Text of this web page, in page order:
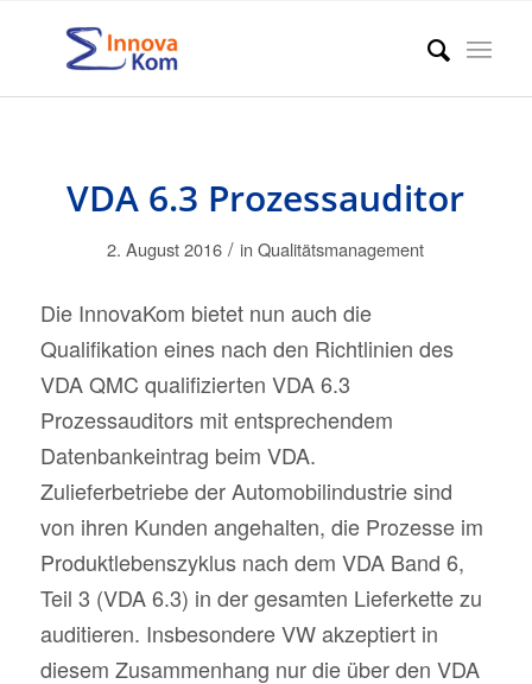
VDA 6.3 Prozessauditor
2. August 2016 / inQualitätsmanagement
Die InnovaKom bietet nun auch die
Qualifikation eines nach den Richtlinien des
VDA QMC qualifizierten VDA 6.3
Prozessauditors mit entsprechendem
Datenbankeintrag beim VDA.
Zulieferbetriebe der Automobilindustrie sind
von ihren Kunden angehalten, die Prozesse im
Produktlebenszyklus nach dem VDA Band 6,
Teil 3 (VDA 6.3) in der gesamten Lieferkette zu
auditieren. Insbesondere VW akzeptiert in
diesem Zusammenhang nur die über den VDA